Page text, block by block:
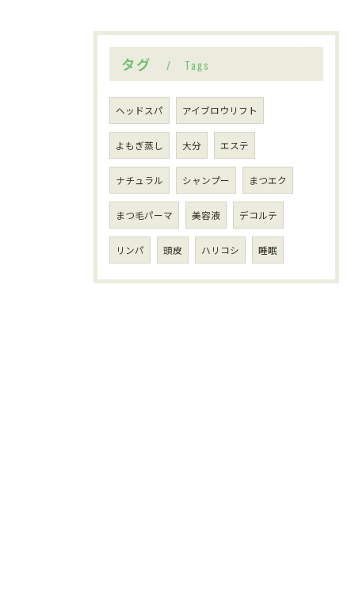
タグ Tags
ヘッドスパ アイブロウリフト
よもぎ蒸し 大分 エステ
ナチュラル シャンプー まつエク
まつ毛パーマ 美容液 デコルテ
リンパ 頭皮 ハリコシ 睡眠